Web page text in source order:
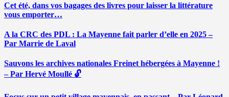
Cet été, dans vos bagages des livres pour laisser la littérature
vous emporter…
A la CRC des PDL : La Mayenne fait parler d’elle en 2025 –
Par Marrie de Laval
Sauvons les archives nationales Freinet hébergées à Mayenne !
– Par Hervé Moullé 🔓